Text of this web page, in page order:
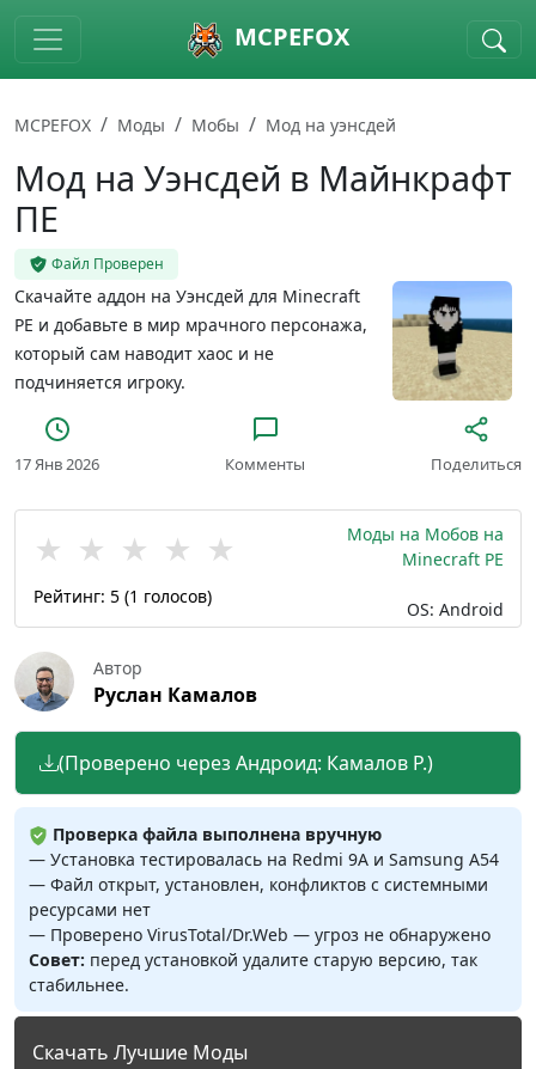
Skip to main content MCPEFOX
MCPEFOX Моды Мобы Мод на уэнсдей
Мод на Уэнсдей в Майнкрафт
ПЕ
Файл Проверен
Скачайте аддон на Уэнсдей для Minecraft
PE и добавьте в мир мрачного персонажа,
который сам наводит хаос и не
подчиняется игроку.
17 Янв 2026 Комменты Поделиться
★ ★ ★ ★ ★
Рейтинг: 5 (1 голосов)
Моды на Мобов на
Minecraft PE
OS: Android
Автор
Руслан Камалов
(Проверено через Андроид: Камалов Р.)
Проверка файла выполнена вручную
— Установка тестировалась на Redmi 9A и Samsung A54
— Файл открыт, установлен, конфликтов с системными
ресурсами нет
— Проверено VirusTotal/Dr.Web — угроз не обнаружено
Совет: перед установкой удалите старую версию, так
стабильнее.
Скачать Лучшие Моды